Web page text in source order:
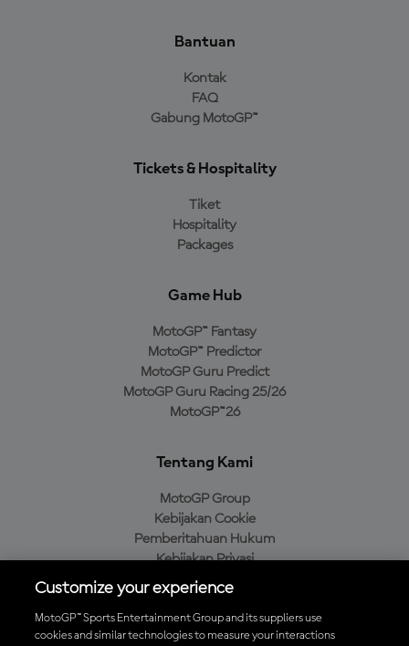
Bantuan
Kontak
FAQ
Gabung MotoGP™
Tickets & Hospitality
Tiket
Hospitality
Packages
Game Hub
MotoGP™ Fantasy
MotoGP™ Predictor
MotoGP Guru Predict
MotoGP Guru Racing 25/26
MotoGP™26
Tentang Kami
MotoGP Group
Kebijakan Cookie
Pemberitahuan Hukum
Kebijakan Privasi
Kebijakan Pembelian
Customize your experience
MotoGP™ Sports Entertainment Group and its suppliers use
cookies and similar technologies to measure your interactions